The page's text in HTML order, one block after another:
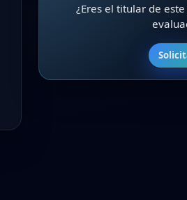
¿Eres el titular de